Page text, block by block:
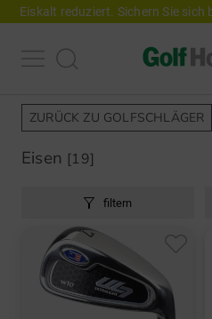
Eiskalt reduziert. Sichern Sie sich
ZURÜCK ZU GOLFSCHLÄGER
Eisen [19]
filtern